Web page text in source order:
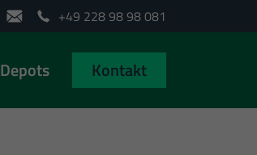
+49 228 98 98 081
Depots Kontakt